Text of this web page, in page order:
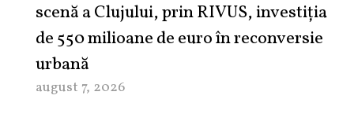
scenă a Clujului, prin RIVUS, investiția
de 550 milioane de euro în reconversie
urbană
august 7, 2026